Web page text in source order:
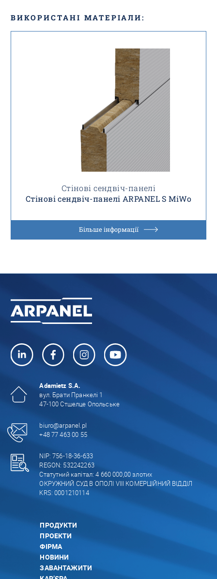
ВИКОРИСТАНІ МАТЕРІАЛИ:
Стінові сендвіч-панелі
Стінові сендвіч-панелі ARPANEL S MiWo
Більше інформації
Adamietz S.A.
вул. Брати Пранкелі 1
47-100 Стшелце Опольське
biuro@arpanel.pl
+48 77 463 00 55
NIP: 756-18-36-633
REGON: 532242263
Статутний капітал: 4 660 000,00 злотих
ОКРУЖНИЙ СУД В ОПОЛІ VIII КОМЕРЦІЙНИЙ ВІДДІЛ
KRS: 0001210114
ПРОДУКТИ
ПРОЕКТИ
ФІРМА
НОВИНИ
ЗАВАНТАЖИТИ